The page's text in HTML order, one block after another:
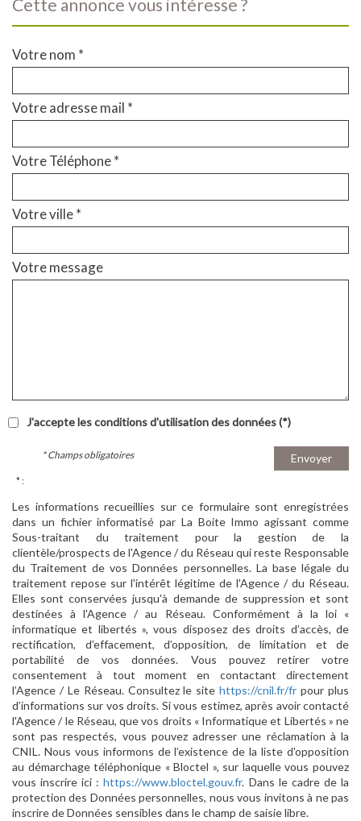
cette annonce vous intéresse ?
Votre nom *
Votre adresse mail *
Votre Téléphone *
Votre ville *
Votre message
J'accepte les conditions d'utilisation des données (*)
Envoyer
* Champs obligatoires
* :
Les informations recueillies sur ce formulaire sont enregistrées
dans un fichier informatisé par La Boite Immo agissant comme
Sous-traitant du traitement pour la gestion de la
clientèle/prospects de l'Agence / du Réseau qui reste Responsable
du Traitement de vos Données personnelles. La base légale du
traitement repose sur l'intérêt légitime de l'Agence / du Réseau.
Elles sont conservées jusqu'à demande de suppression et sont
destinées à l'Agence / au Réseau. Conformément à la loi «
informatique et libertés », vous disposez des droits d’accès, de
rectification, d’effacement, d’opposition, de limitation et de
portabilité de vos données. Vous pouvez retirer votre
consentement à tout moment en contactant directement
l’Agence / Le Réseau. Consultez le sitehttps://cnil.fr/fr pour plus
d’informations sur vos droits. Si vous estimez, après avoir contacté
l'Agence / le Réseau, que vos droits « Informatique et Libertés » ne
sont pas respectés, vous pouvez adresser une réclamation à la
CNIL. Nous vous informons de l’existence de la liste d'opposition
au démarchage téléphonique « Bloctel », sur laquelle vous pouvez
vous inscrire ici :https://www.bloctel.gouv.fr. Dans le cadre de la
protection des Données personnelles, nous vous invitons à ne pas
inscrire de Données sensibles dans le champ de saisie libre.